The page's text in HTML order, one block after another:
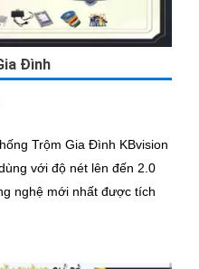
Đình
Trộm Gia Đình KBvision
với độ nét lên đến 2.0